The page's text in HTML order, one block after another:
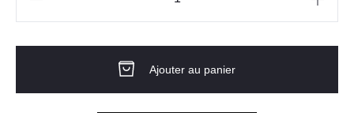
Grau
Ajouter au panier